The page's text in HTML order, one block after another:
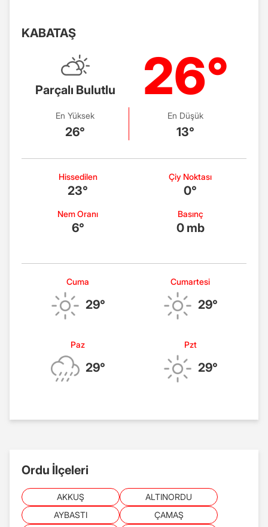
KABATAŞ
Parçalı Bulutlu 26°
En Yüksek
26°
En Düşük
13°
Hissedilen
23°
Çiy Noktası
0°
Nem Oranı
6°
Basınç
0 mb
Cuma
29°
Cumartesi
29°
Paz
29°
Pzt
29°
Ordu İlçeleri
AKKUŞ
ALTINORDU
AYBASTI
ÇAMAŞ